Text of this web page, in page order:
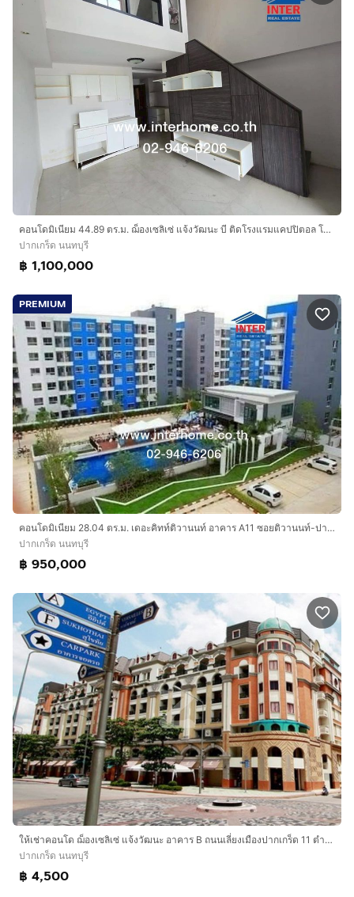
คอนโดมิเนียม 44.89 ตร.ม. ฌ็องเซลิเซ่ แจ้งวัฒนะ บี ติดโรงแรมแคปปิตอล โอ 746 ลักซอร์ ซอยเลี่ยงเมืองปากเกร็ด11 ถนนแจ้งวัฒนะ ถนนติวานนท์
ปากเกร็ด นนทบุรี
฿ 1,100,000
PREMIUM
คอนโดมิเนียม 28.04 ตร.ม. เดอะคิทท์ติวานนท์ อาคาร A11 ซอยติวานนท์-ปากเกร็ด17 ถนนติวานนท์ ถนนแจ้งวัฒนะ ปากเกร็ด นนทบุรี
ปากเกร็ด นนทบุรี
฿ 950,000
ให้เช่าคอนโด ฌ็องเซลิเซ่ แจ้งวัฒนะ อาคาร B ถนนเลี่ยงเมืองปากเกร็ด 11 ตำบลบางพูด อำเภอปากเกร็ด นนทบุรี 11120
ปากเกร็ด นนทบุรี
฿ 4,500